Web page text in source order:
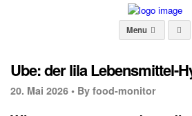
Menu
Ube: der lila Lebensmittel-
20. Mai 2026 • By food-monitor